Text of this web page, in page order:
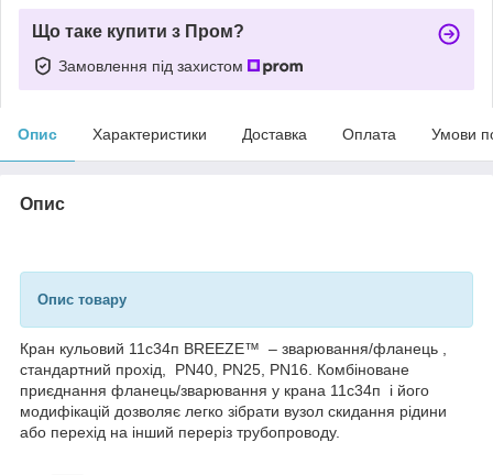
Що таке купити з Пром?
Замовлення під захистом
Опис Характеристики Доставка Оплата Умови
Опис
Опис товару
Кран кульовий 11с34п BREEZE™ – зварювання/фланець ,
стандартний прохід, PN40, PN25, PN16. Комбіноване
приєднання фланець/зварювання у крана 11с34п і його
модифікацій дозволяє легко зібрати вузол скидання рідини
або перехід на інший переріз трубопроводу.